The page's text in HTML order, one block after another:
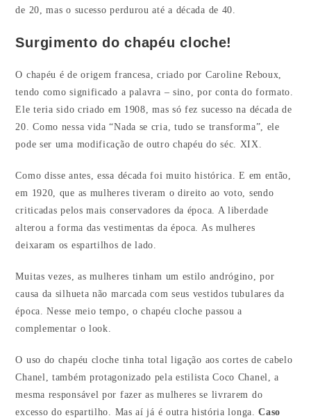
de 20, mas o sucesso perdurou até a década de 40.
Surgimento do chapéu cloche!
O chapéu é de origem francesa, criado por Caroline Reboux,
tendo como significado a palavra – sino, por conta do formato.
Ele teria sido criado em 1908, mas só fez sucesso na década de
20. Como nessa vida “Nada se cria, tudo se transforma”, ele
pode ser uma modificação de outro chapéu do séc. XIX.
Como disse antes, essa década foi muito histórica. E em então,
em 1920, que as mulheres tiveram o direito ao voto, sendo
criticadas pelos mais conservadores da época. A liberdade
alterou a forma das vestimentas da época. As mulheres
deixaram os espartilhos de lado.
Muitas vezes, as mulheres tinham um estilo andrógino, por
causa da silhueta não marcada com seus vestidos tubulares da
época. Nesse meio tempo, o chapéu cloche passou a
complementar o look.
O uso do chapéu cloche tinha total ligação aos cortes de cabelo
Chanel, também protagonizado pela estilista Coco Chanel, a
mesma responsável por fazer as mulheres se livrarem do
excesso do espartilho. Mas aí já é outra história longa.Caso